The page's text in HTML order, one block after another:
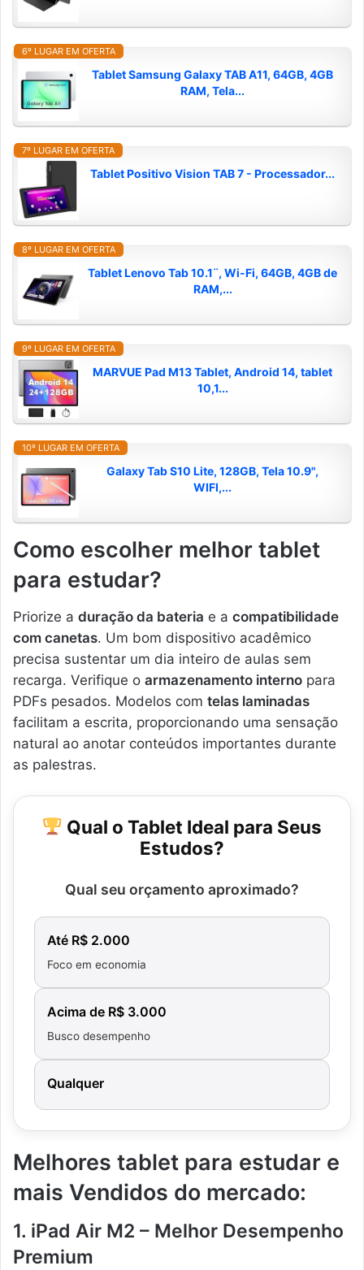
6º LUGAR EM OFERTA
Tablet Samsung Galaxy TAB A11, 64GB, 4GB
RAM, Tela...
7º LUGAR EM OFERTA
Tablet Positivo Vision TAB 7 - Processador...
8º LUGAR EM OFERTA
Tablet Lenovo Tab 10.1¨, Wi-Fi, 64GB, 4GB de
RAM,...
9º LUGAR EM OFERTA
MARVUE Pad M13 Tablet, Android 14, tablet
10,1...
10º LUGAR EM OFERTA
Galaxy Tab S10 Lite, 128GB, Tela 10.9",
WIFI,...
Como escolher melhor tablet
para estudar?
Priorize a duração da bateria e a compatibilidade
com canetas. Um bom dispositivo acadêmico
precisa sustentar um dia inteiro de aulas sem
recarga. Verifique o armazenamento interno para
PDFs pesados. Modelos com telas laminadas
facilitam a escrita, proporcionando uma sensação
natural ao anotar conteúdos importantes durante
as palestras.
Qual o Tablet Ideal para Seus
Estudos?
Qual seu orçamento aproximado?
Até R$ 2.000
Foco em economia
Acima de R$ 3.000
Busco desempenho
Qualquer
Melhores tablet para estudar e
mais Vendidos do mercado:
1. iPad Air M2 – Melhor Desempenho
Premium